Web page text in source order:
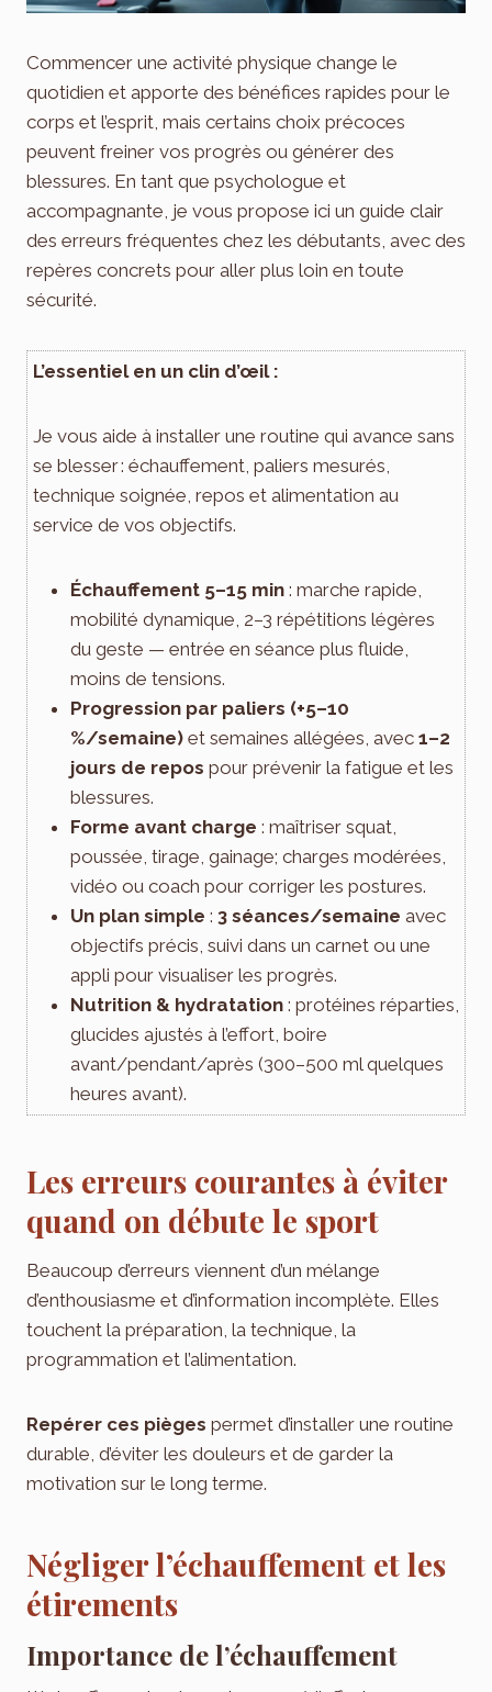
Commencer une activité physique change le
quotidien et apporte des bénéfices rapides pour le
corps et l’esprit, mais certains choix précoces
peuvent freiner vos progrès ou générer des
blessures. En tant que psychologue et
accompagnante, je vous propose ici un guide clair
des erreurs fréquentes chez les débutants, avec des
repères concrets pour aller plus loin en toute
sécurité.
L’essentiel en un clin d’œil :
Je vous aide à installer une routine qui avance sans
se blesser : échauffement, paliers mesurés,
technique soignée, repos et alimentation au
service de vos objectifs.
Échauffement 5–15 min : marche rapide,
mobilité dynamique, 2–3 répétitions légères
du geste — entrée en séance plus fluide,
moins de tensions.
Progression par paliers (+5–10
%/semaine) et semaines allégées, avec 1–2
jours de repos pour prévenir la fatigue et les
blessures.
Forme avant charge : maîtriser squat,
poussée, tirage, gainage; charges modérées,
vidéo ou coach pour corriger les postures.
Un plan simple : 3 séances/semaine avec
objectifs précis, suivi dans un carnet ou une
appli pour visualiser les progrès.
Nutrition & hydratation : protéines réparties,
glucides ajustés à l’effort, boire
avant/pendant/après (300–500 ml quelques
heures avant).
Les erreurs courantes à éviter
quand on débute le sport
Beaucoup d’erreurs viennent d’un mélange
d’enthousiasme et d’information incomplète. Elles
touchent la préparation, la technique, la
programmation et l’alimentation.
Repérer ces pièges permet d’installer une routine
durable, d’éviter les douleurs et de garder la
motivation sur le long terme.
Négliger l’échauffement et les
étirements
Importance de l’échauffement